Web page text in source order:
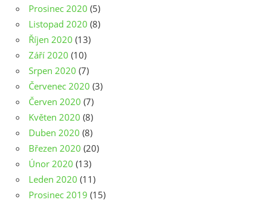
Prosinec 2020 (5)
Listopad 2020 (8)
Říjen 2020 (13)
Září 2020 (10)
Srpen 2020 (7)
Červenec 2020 (3)
Červen 2020 (7)
Květen 2020 (8)
Duben 2020 (8)
Březen 2020 (20)
Únor 2020 (13)
Leden 2020 (11)
Prosinec 2019 (15)